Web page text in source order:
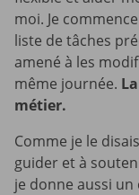
moi. Je
liste de tâches
amené à les
même journée.
métier.
Comme je le
guider et à
je donne aussi